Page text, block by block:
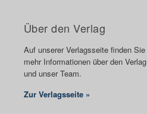
Über den Verlag
Auf unserer Verlagsseite finden Sie
mehr Informationen über den Verlag
und unser Team.
Zur Verlagsseite »